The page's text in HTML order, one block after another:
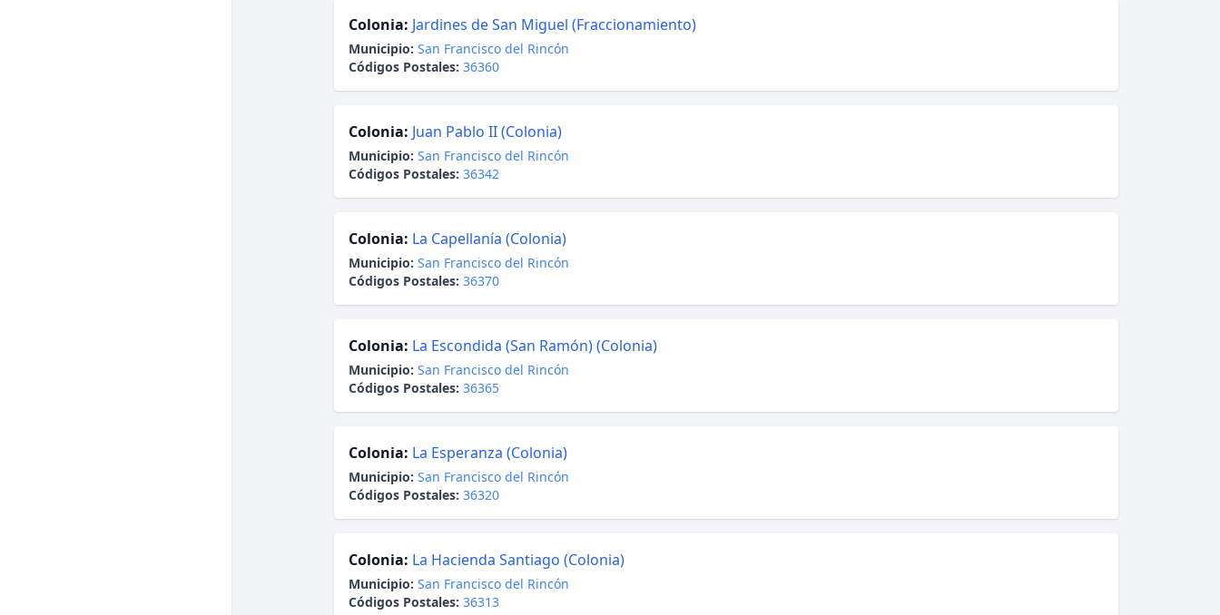
Colonia: Jardines de San Miguel (Fraccionamiento)
Municipio: San Francisco del Rincón
Códigos Postales: 36360
Colonia: Juan Pablo II (Colonia)
Municipio: San Francisco del Rincón
Códigos Postales: 36342
Colonia: La Capellanía (Colonia)
Municipio: San Francisco del Rincón
Códigos Postales: 36370
Colonia: La Escondida (San Ramón) (Colonia)
Municipio: San Francisco del Rincón
Códigos Postales: 36365
Colonia: La Esperanza (Colonia)
Municipio: San Francisco del Rincón
Códigos Postales: 36320
Colonia: La Hacienda Santiago (Colonia)
Municipio: San Francisco del Rincón
Códigos Postales: 36313